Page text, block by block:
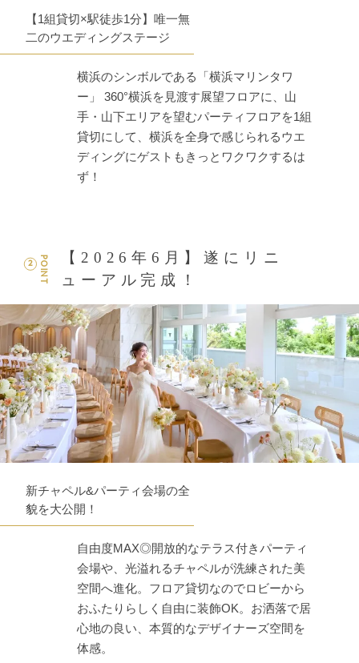
【1組貸切×駅徒歩1分】唯一無
二のウエディングステージ
横浜のシンボルである「横浜マリンタワ
ー」 360°横浜を見渡す展望フロアに、山
手・山下エリアを望むパーティフロアを1組
貸切にして、横浜を全身で感じられるウエ
ディングにゲストもきっとワクワクするは
ず！
POINT
2
【2026年6月】遂にリニ
ューアル完成！
新チャペル&パーティ会場の全
貌を大公開！
自由度MAX◎開放的なテラス付きパーティ
会場や、光溢れるチャペルが洗練された美
空間へ進化。フロア貸切なのでロビーから
おふたりらしく自由に装飾OK。お洒落で居
心地の良い、本質的なデザイナーズ空間を
体感。